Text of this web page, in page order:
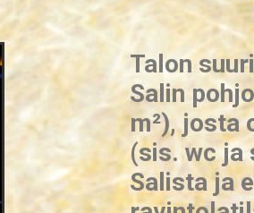
Talon
Salin
m²), josta
(sis. wc ja
Salista ja